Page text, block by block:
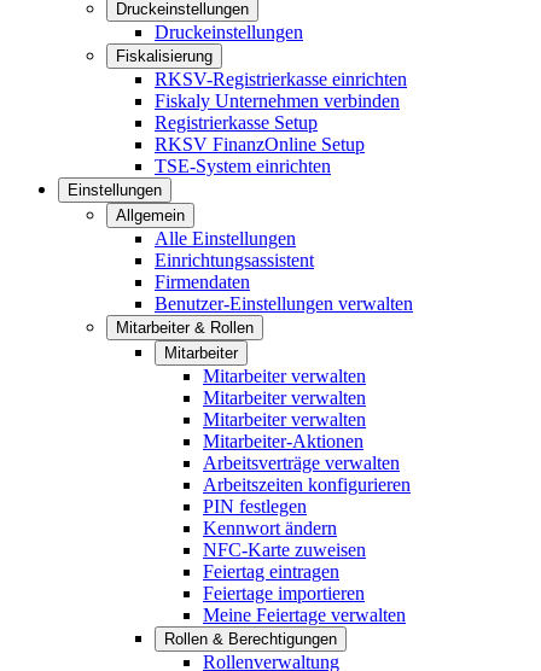
Druckeinstellungen
Druckeinstellungen
Fiskalisierung
RKSV-Registrierkasse einrichten
Fiskaly Unternehmen verbinden
Registrierkasse Setup
RKSV FinanzOnline Setup
TSE-System einrichten
Einstellungen
Allgemein
Alle Einstellungen
Einrichtungsassistent
Firmendaten
Benutzer-Einstellungen verwalten
Mitarbeiter & Rollen
Mitarbeiter
Mitarbeiter verwalten
Mitarbeiter verwalten
Mitarbeiter verwalten
Mitarbeiter-Aktionen
Arbeitsverträge verwalten
Arbeitszeiten konfigurieren
PIN festlegen
Kennwort ändern
NFC-Karte zuweisen
Feiertag eintragen
Feiertage importieren
Meine Feiertage verwalten
Rollen & Berechtigungen
Rollenverwaltung